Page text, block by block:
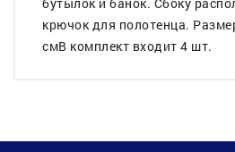
крючок для полотенца.
смВ комплект входит 4 шт.